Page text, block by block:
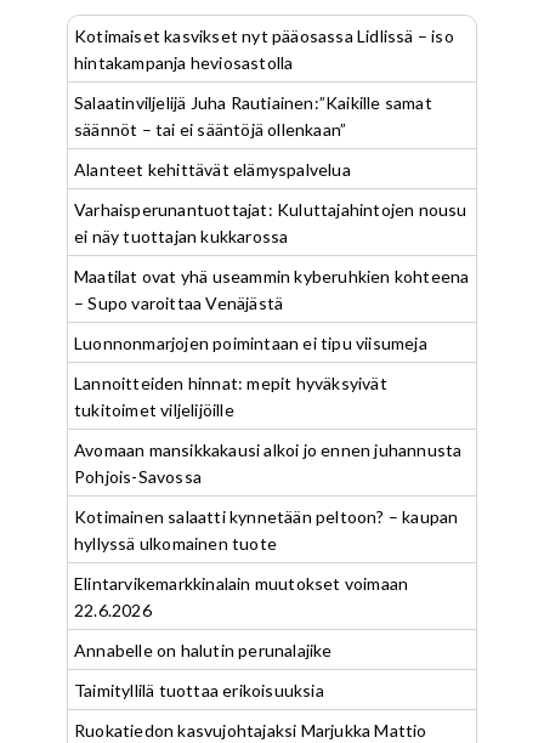
Kotimaiset kasvikset nyt pääosassa Lidlissä – iso
hintakampanja heviosastolla
Salaatinviljelijä Juha Rautiainen:”Kaikille samat
säännöt – tai ei sääntöjä ollenkaan”
Alanteet kehittävät elämyspalvelua
Varhaisperunantuottajat: Kuluttajahintojen nousu
ei näy tuottajan kukkarossa
Maatilat ovat yhä useammin kyberuhkien kohteena
– Supo varoittaa Venäjästä
Luonnonmarjojen poimintaan ei tipu viisumeja
Lannoitteiden hinnat: mepit hyväksyivät
tukitoimet viljelijöille
Avomaan mansikkakausi alkoi jo ennen juhannusta
Pohjois-Savossa
Kotimainen salaatti kynnetään peltoon? – kaupan
hyllyssä ulkomainen tuote
Elintarvikemarkkinalain muutokset voimaan
22.6.2026
Annabelle on halutin perunalajike
Taimityllilä tuottaa erikoisuuksia
Ruokatiedon kasvujohtajaksi Marjukka Mattio